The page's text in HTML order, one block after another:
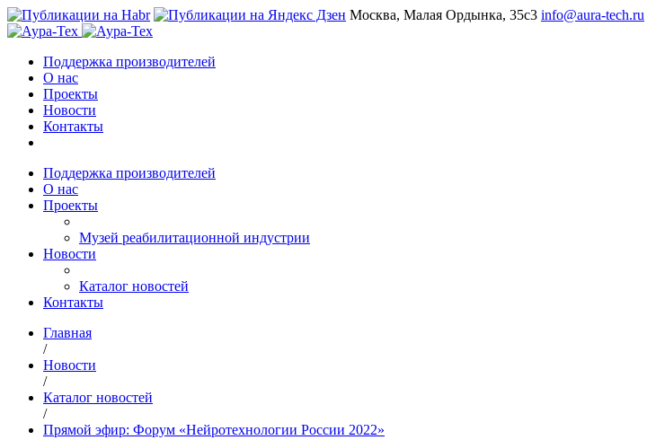
Москва, Малая Ордынка, 35с3 info@aura-tech.ru
Поддержка производителей
О нас
Проекты
Новости
Контакты
Поддержка производителей
О нас
Проекты
Музей реабилитационной индустрии
Новости
Каталог новостей
Контакты
Главная
/
Новости
/
Каталог новостей
/
Прямой эфир: Форум «Нейротехнологии России 2022»